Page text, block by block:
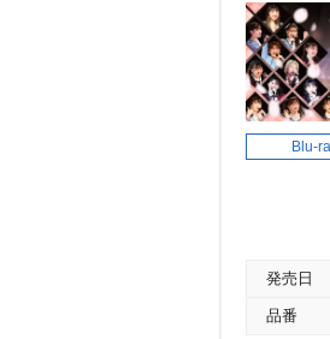
Blu-
発売日
品番